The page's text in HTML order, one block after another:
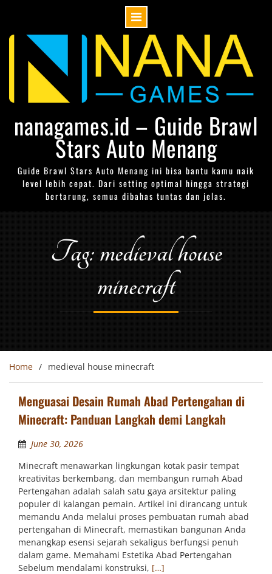
nanagames.id – Guide Brawl
Stars Auto Menang
Guide Brawl Stars Auto Menang ini bisa bantu kamu naik
level lebih cepat. Dari setting optimal hingga strategi
bertarung, semua dibahas tuntas dan jelas.
Tag: medieval house
minecraft
Home medieval house minecraft
Menguasai Desain Rumah Abad Pertengahan di
Minecraft: Panduan Langkah demi Langkah
June 30, 2026
Minecraft menawarkan lingkungan kotak pasir tempat
kreativitas berkembang, dan membangun rumah Abad
Pertengahan adalah salah satu gaya arsitektur paling
populer di kalangan pemain. Artikel ini dirancang untuk
memandu Anda melalui proses pembuatan rumah abad
pertengahan di Minecraft, memastikan bangunan Anda
menangkap esensi sejarah sekaligus berfungsi penuh
dalam game. Memahami Estetika Abad Pertengahan
Sebelum mendalami konstruksi, […]